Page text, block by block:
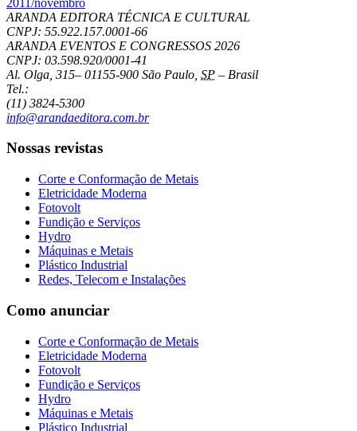
ARANDA EDITORA TÉCNICA E CULTURAL
CNPJ: 55.922.157.0001-66
ARANDA EVENTOS E CONGRESSOS 2026
CNPJ: 03.598.920/0001-41
Al. Olga, 315– 01155-900 São Paulo SP – Brasil
Tel.:
(11) 3824-5300
info@arandaeditora.com.br
Nossas revistas
Corte e Conformação de Metais
Eletricidade Moderna
Fotovolt
Fundição e Serviços
Hydro
Máquinas e Metais
Plástico Industrial
Redes, Telecom e Instalações
Como anunciar
Corte e Conformação de Metais
Eletricidade Moderna
Fotovolt
Fundição e Serviços
Hydro
Máquinas e Metais
Plástico Industrial